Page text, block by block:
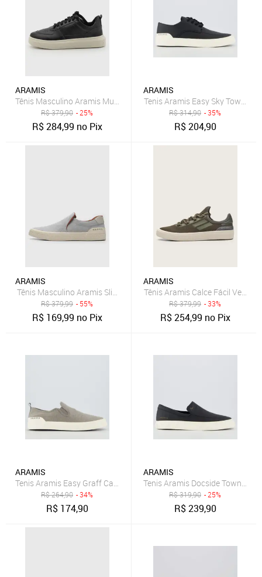
ARAMIS
Tênis Masculino Aramis Multi Avenue Preto
R$379,90 - 25%
R$284,99 no Pix
ARAMIS
Tenis Aramis Easy Sky Town
R$314,90 - 35%
R$204,90
ARAMIS
Tênis Masculino Aramis Slip On Cinza
R$379,99 - 55%
R$ 169,99 no Pix
ARAMIS
Tênis Aramis Calce Fácil Verde
R$379,99 - 33%
R$254,99 no Pix
ARAMIS
Tenis Aramis Easy Graff Canvas Marrom
R$264,90 - 34%
R$ 174,90
ARAMIS
Tenis Aramis Docside Town
R$319,90 - 25%
R$239,90